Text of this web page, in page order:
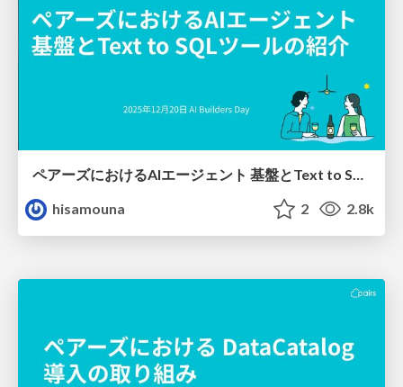
ペアーズにおけるAIエージェント 基盤とText to SQLツールの紹介
hisamouna
2 2.8k